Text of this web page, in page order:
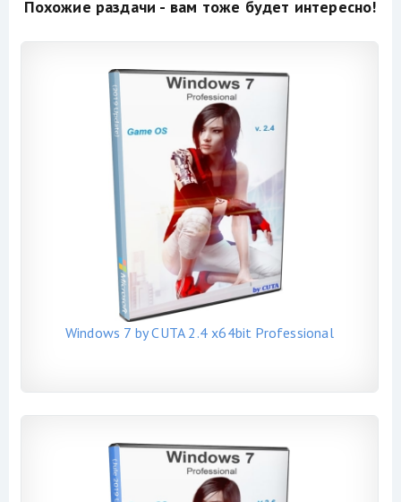
Похожие раздачи - вам тоже будет интересно!
Windows 7 by CUTA 2.4 x64bit Professional